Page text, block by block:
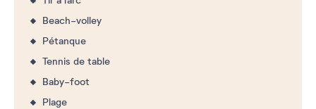
Beach-volley
Pétanque
Tennis de table
Baby-foot
Plage